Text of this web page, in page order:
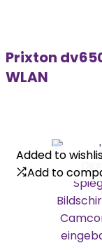
Prixton
WLAN
Added to
Add to
Added to
Add to